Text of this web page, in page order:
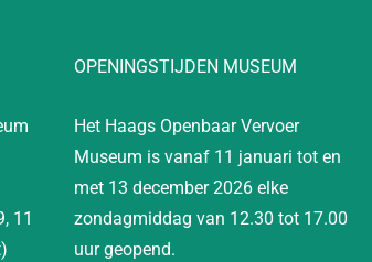
11
OPENINGSTIJDEN MUSEUM
Het Haags Openbaar Vervoer
Museum is vanaf 11 januari tot en
met 13 december 2026 elke
zondagmiddag van 12.30 tot 17.00
uur geopend.